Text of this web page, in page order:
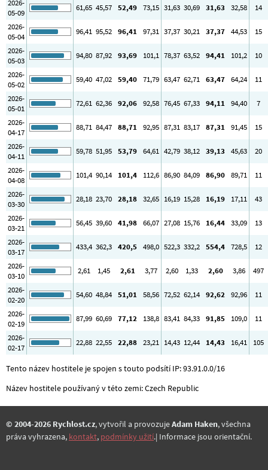
2026-
05-09
61,65 45,57 52,49 73,15 31,63 30,69 31,63 32,58
14
2026-
05-04
96,41 95,52 96,41 97,31 37,37 30,21 37,37 44,53
15
2026-
05-03
94,80 87,92 93,69 101,1 78,37 63,52 94,41 101,2
10
2026-
05-02
59,40 47,02 59,40 71,79 63,47 62,71 63,47 64,24
11
2026-
05-01
72,61 62,36 92,06 92,58 76,45 67,33 94,11 94,40
7
2026-
04-17
88,71 84,47 88,71 92,95 87,31 83,17 87,31 91,45
15
2026-
04-11
59,78 51,95 53,79 64,61 42,79 38,12 39,13 45,63
20
2026-
04-08
101,4 90,14 101,4 112,6 86,90 84,09 86,90 89,71
11
2026-
03-30
28,18 23,70 28,18 32,65 16,19 15,28 16,19 17,11
43
2026-
03-21
56,45 39,60 41,98 66,07 27,08 15,76 16,44 33,09
13
2026-
03-17
433,4 362,3 420,5 498,0 522,3 332,2 554,4 728,5
12
2026-
03-10
2,61 1,45 2,61 3,77 2,60 1,33 2,60 3,86
497
2026-
02-20
54,60 48,84 51,01 58,56 72,52 62,14 92,62 92,96
11
2026-
02-19
87,99 60,69 77,12 138,8 83,41 84,33 91,85 109,0
11
2026-
02-17
22,88 22,55 22,88 23,21 14,43 12,44 14,43 16,41 105
Tento název hostitele je spojen s touto podsítí IP: 93.91.0.0/16
Název hostitele používaný v této zemi: Czech Republic
© 2004-2026 Rychlost.cz, vytvořil a provozujeAdam Haken, všechna
práva vyhrazena, kontakt, podmínky užití.| Informace jsou orientační.